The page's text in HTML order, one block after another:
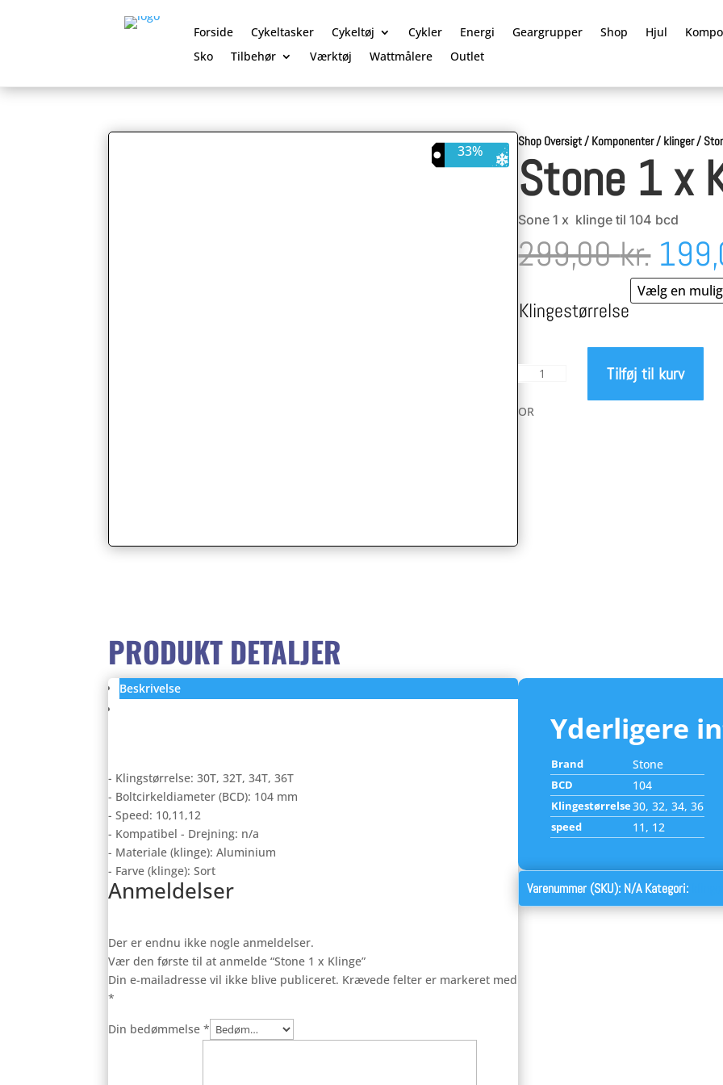
Forside Cykeltasker Cykeltøj Cykler Energi Geargrupper Shop Hjul
Sko
Tilbehør Værktøj Wattmålere Outlet
33%
Shop Oversigt / Komponenter/ klinger/
Stone 1 x
Sone 1 x klinge til 104 bcd
299,00kr. Den
pris
var:
Klingestørrelse
Stone
x
Tilføj til kurv
OR
PRODUKT DETALJER
Beskrivelse
- Klingstørrelse: 30T, 32T, 34T, 36T
- Boltcirkeldiameter (BCD): 104 mm
- Speed: 10,11,12
- Kompatibel - Drejning: n/a
- Materiale (klinge): Aluminium
- Farve (klinge): Sort
Anmeldelser
Der er endnu ikke nogle anmeldelser.
Vær den første til at anmelde “Stone 1 x Klinge”
Din e-mailadresse vil ikke blive publiceret. Krævede felter er markeret med
*
Din bedømmelse*
Yderligere
Brand Stone
BCD 104
Klingestørrelse30, 32, 34, 36
speed 11, 12
Varenummer (SKU): N/A Kategori: